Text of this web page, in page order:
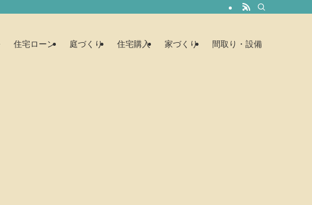
住宅ローン 庭づくり 住宅購入 家づくり 間取り・設備